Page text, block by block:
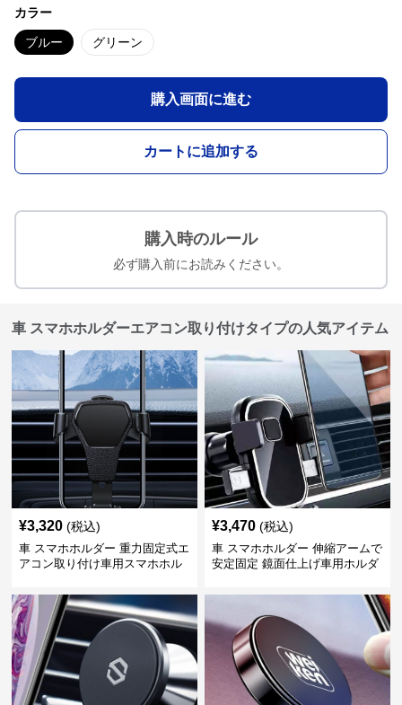
カラー
ブルー グリーン
購入画面に進む
カートに追加する
購入時のルール
必ず購入前にお読みください。
車 スマホホルダーエアコン取り付けタイプの人気アイテム
¥3,320 (税込)
車 スマホホルダー 重力固定式エ
アコン取り付け車用スマホホル
¥3,470 (税込)
車 スマホホルダー 伸縮アームで
安定固定 鏡面仕上げ車用ホルダ